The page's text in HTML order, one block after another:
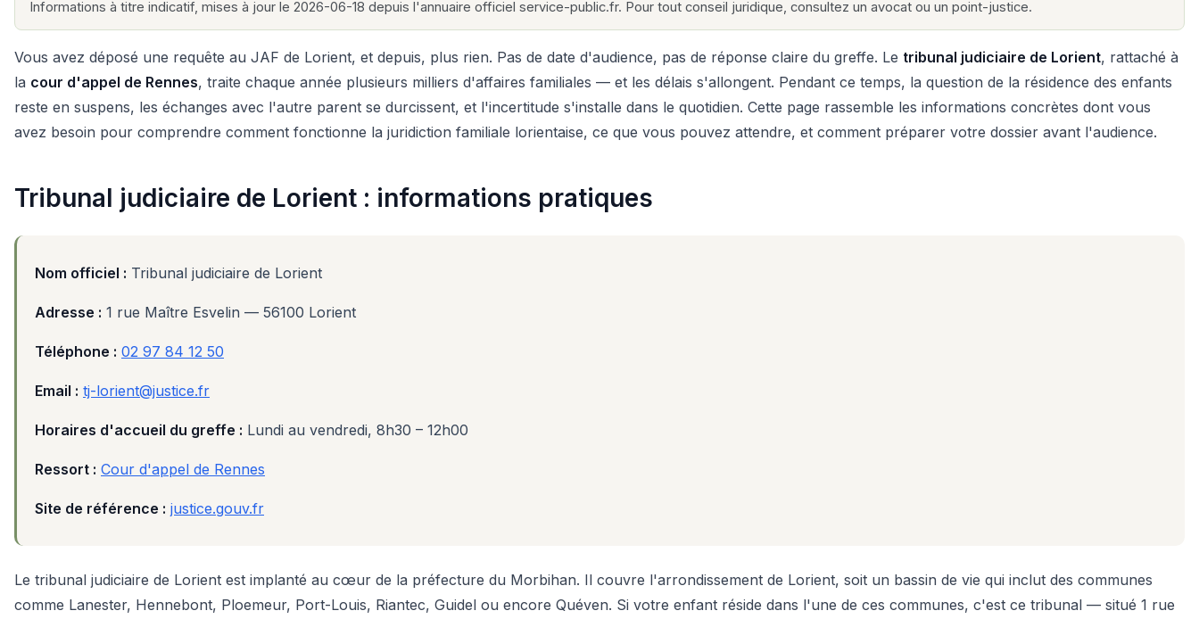
Informations à titre indicatif, mises à jour le 2026-06-18 depuis l'annuaire officiel service-public.fr. Pour tout conseil juridique, consultez un avocat ou un point-justice.
Vous avez déposé une requête au JAF de Lorient, et depuis, plus rien. Pas de date d'audience, pas de réponse claire du greffe. Le tribunal judiciaire de Lorient, rattaché à
la cour d'appel de Rennes, traite chaque année plusieurs milliers d'affaires familiales — et les délais s'allongent. Pendant ce temps, la question de la résidence des enfants
reste en suspens, les échanges avec l'autre parent se durcissent, et l'incertitude s'installe dans le quotidien. Cette page rassemble les informations concrètes dont vous
avez besoin pour comprendre comment fonctionne la juridiction familiale lorientaise, ce que vous pouvez attendre, et comment préparer votre dossier avant l'audience.
Tribunal judiciaire de Lorient : informations pratiques
Nom officiel : Tribunal judiciaire de Lorient
Adresse : 1 rue Maître Esvelin — 56100 Lorient
Téléphone : 02 97 84 12 50
Email : tj-lorient@justice.fr
Horaires d'accueil du greffe : Lundi au vendredi, 8h30 – 12h00
Ressort : Cour d'appel de Rennes
Site de référence : justice.gouv.fr
Le tribunal judiciaire de Lorient est implanté au cœur de la préfecture du Morbihan. Il couvre l'arrondissement de Lorient, soit un bassin de vie qui inclut des communes
comme Lanester, Hennebont, Ploemeur, Port-Louis, Riantec, Guidel ou encore Quéven. Si votre enfant réside dans l'une de ces communes, c'est ce tribunal — situé 1 rue